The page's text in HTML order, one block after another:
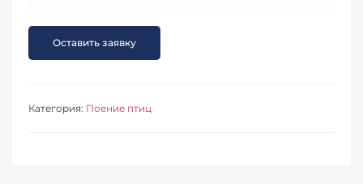
Оставить заявку
Категория: Поение птиц